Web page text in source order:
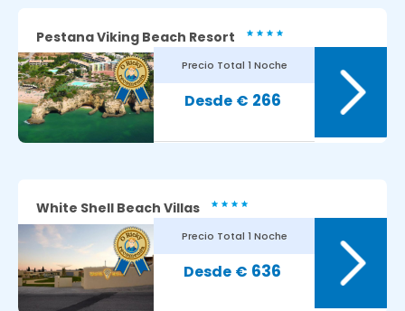
Avaliação dos nossos clientes:8.4
Pestana Viking Beach Resort
Precio Total 1 Noche
€ 266
White Shell Beach Villas
Precio Total 1 Noche
€ 636